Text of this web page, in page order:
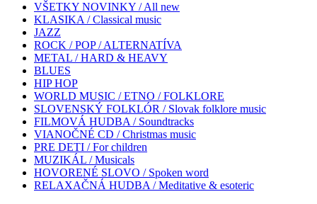
VŠETKY NOVINKY / All new
KLASIKA / Classical music
JAZZ
ROCK / POP / ALTERNATÍVA
METAL / HARD & HEAVY
BLUES
HIP HOP
WORLD MUSIC / ETNO / FOLKLORE
SLOVENSKÝ FOLKLÓR / Slovak folklore music
FILMOVÁ HUDBA / Soundtracks
VIANOČNÉ CD / Christmas music
PRE DETI / For children
MUZIKÁL / Musicals
HOVORENÉ SLOVO / Spoken word
RELAXAČNÁ HUDBA / Meditative & esoteric